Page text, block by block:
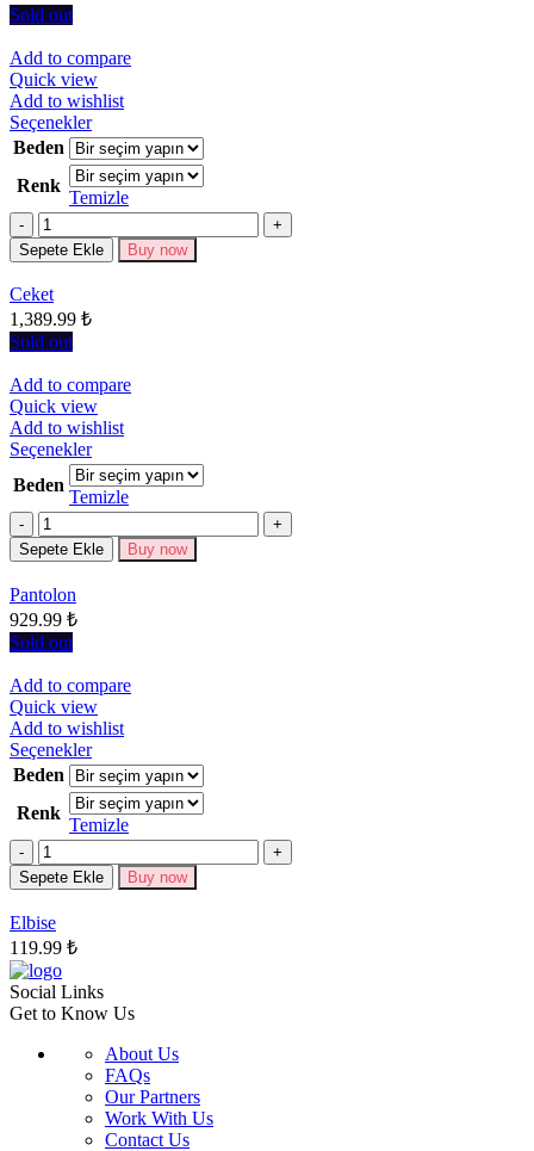
Sold out
Add to compare
Quick view
Add to wishlist
SeçeneklerBu
ürünün
birden
fazla
varyasyonu
Seçenekler
seçilebilir
Beden
Renk
Temizle
Miktar
Sepete Ekle Buy now
Ceket
1,389.99 ₺
Sold out
Add to compare
Quick view
Add to wishlist
SeçeneklerBu
ürünün
birden
fazla
varyasyonu
var.
Beden
Temizle
Miktar
Sepete Ekle Buy now
Pantolon
929.99 ₺
Sold out
Add to compare
Quick view
Add to wishlist
SeçeneklerBu
ürünün
birden
fazla
varyasyonu
Seçenekler
Beden
Renk
Temizle
Miktar
Sepete Ekle Buy now
Elbise
119.99 ₺
Social Links
Get to Know Us
About Us
FAQs
Our Partners
Work With Us
Contact Us